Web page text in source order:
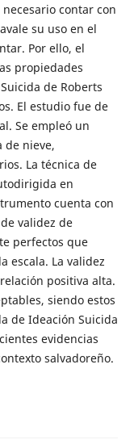
contar con
su uso en el
Por ello, el
propiedades
de Roberts
El estudio fue de
Se empleó un
de nieve,
La técnica de
en
cuenta con
validez de
perfectos que
escala. La validez
positiva alta.
siendo estos
de Ideación Suicida
evidencias
salvadoreño.